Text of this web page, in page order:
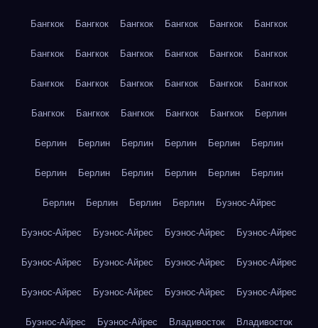
Бангкок Бангкок Бангкок Бангкок Бангкок Бангкок
Бангкок Бангкок Бангкок Бангкок Бангкок Бангкок
Бангкок Бангкок Бангкок Бангкок Бангкок Бангкок
Бангкок Бангкок Бангкок Бангкок Бангкок Берлин
Берлин Берлин Берлин Берлин Берлин Берлин
Берлин Берлин Берлин Берлин Берлин Берлин
Берлин Берлин Берлин Берлин Буэнос-Айрес
Буэнос-Айрес Буэнос-Айрес Буэнос-Айрес Буэнос-Айрес
Буэнос-Айрес Буэнос-Айрес Буэнос-Айрес Буэнос-Айрес
Буэнос-Айрес Буэнос-Айрес Буэнос-Айрес Буэнос-Айрес
Буэнос-Айрес Буэнос-Айрес Владивосток Владивосток